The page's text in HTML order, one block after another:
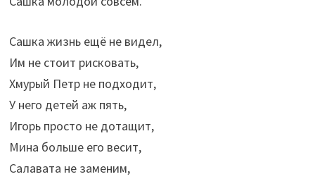
Сашка жизнь ещё не видел,
Им не стоит рисковать,
Хмурый Петр не подходит,
У него детей аж пять,
Игорь просто не дотащит,
Мина больше его весит,
Салавата не заменим,